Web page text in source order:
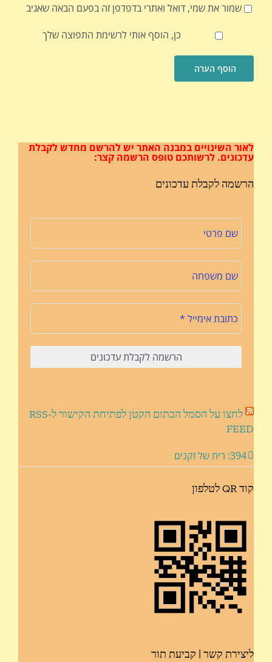
שמור את שמי, דואל ואתרי בדפדפן זה בפעם הבאה שאגיב
כן, הוסף אותי לרשימת התפוצה שלך
לאור השינויים במבנה האתר יש להרשם מחדש לקבלת
עדכונים. לרשותכם טופס הרשמה קצר:
הרשמה לקבלת עדכונים
לחצו על הסמל הכתום הקטן לפתיחת הקישור ל-RSS
FEED
394: ריח של זקנים
קוד QR לטלפון
ליצירת קשר | קביעת תור